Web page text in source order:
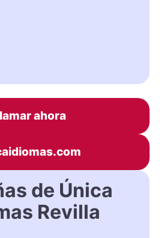
ahora
de Única
Revilla